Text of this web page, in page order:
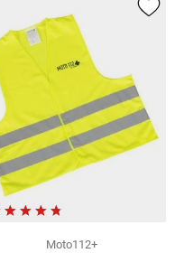
Moto112+